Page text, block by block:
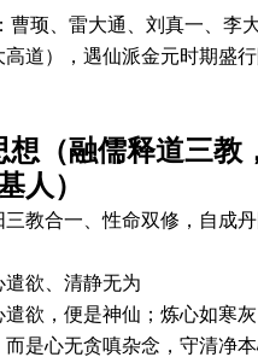
顼、雷大通、刘真一、李
道），遇仙派金元时期盛
想（融儒释道三教
人）
教合一、性命双修，自成丹
欲、清静无为
欲，便是神仙；炼心如寒
是心无贪嗔杂念，守清净本